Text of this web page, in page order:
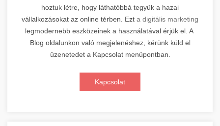
hoztuk létre, hogy láthatóbbá tegyük a hazai
vállalkozásokat az online térben. Ezt a digitális marketing
legmodernebb eszközeinek a használatával érjük el. A
Blog oldalunkon való megjelenéshez, kérünk küld el
üzenetedet a Kapcsolat menüpontban.
Kapcsolat